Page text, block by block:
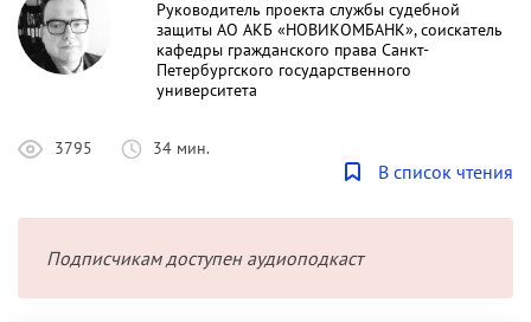
Руководитель проекта службы судебной
защиты АО АКБ «НОВИКОМБАНК», соискатель
кафедры гражданского права Санкт-
Петербургского государственного
университета
3795 34 мин.
В список чтения
Подписчикам доступен аудиоподкаст